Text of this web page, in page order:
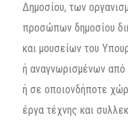
Δημοσίου, των
προσώπων δημοσίου
και μουσείων του
ή αναγνωρισμένων από
ή σε οποιονδήποτε
έργα τέχνης και